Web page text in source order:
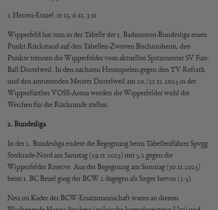
2.Herren-Einzel: 11:13, 6:11, 3:11
Wipperfeld hat nun in der Tabelle der 1. Badminton-Bundesliga einen
Punkt Rückstand auf den Tabellen-Zweiten Bischmisheim, drei
Punkte trennen die Wipperfelder vom aktuellen Spitzenreiter SV Fun-
Ball Dortelweil. In den nächsten Heimspielen gegen den TV Refrath
und den amtierenden Meister Dortelweil am 20./21.12.2025 in der
Wipperfürther VOSS-Arena werden die Wipperfelder wohl die
Weichen für die Rückrunde stellen.
2. Bundesliga
In der 2. Bundesliga endete die Begegnung beim Tabellenführer Spvgg
Sterkrade-Nord am Samstag (29.11.2025) mit 5:2 gegen die
Wipperfelder Reserve. Aus der Begegnung am Sonntag (30.11.2025)
beim 1. BC Beuel ging der BCW 2 dagegen als Sieger hervor (2:5).
Neu im Kader der BCW-Ersatzmannschaft waren an diesem